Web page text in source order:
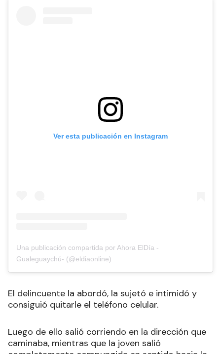
Ver esta publicación en Instagram
Una publicación compartida por Ahora ElDía -
Gualeguaychú- (@eldiaonline)
El delincuente la abordó, la sujetó e intimidó y
consiguió quitarle el teléfono celular.
Luego de ello salió corriendo en la dirección que
caminaba, mientras que la joven salió